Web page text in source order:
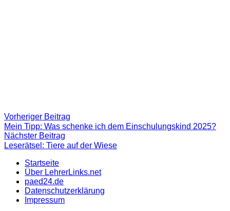
Beitragsnavigation
Vorheriger Beitrag
Beitrag:
Mein Tipp: Was schenke ich dem Einschulungskind 2025?
Nächster Beitrag
Beitrag
Leserätsel: Tiere auf der Wiese
Startseite
Über LehrerLinks.net
paed24.de
Datenschutzerklärung
Impressum